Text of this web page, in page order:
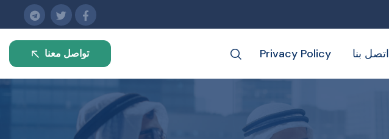
اتصل بنا Privacy Policy تواصل معنا